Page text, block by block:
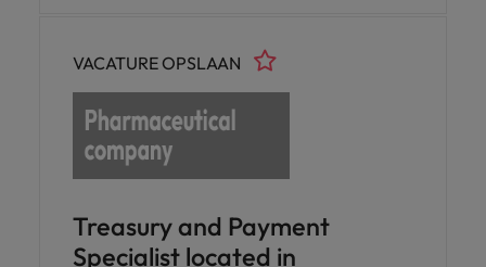
persoonlijke ontwikkeling centraal staan.
Een uitdagende rol met veel
verantwoordelijkheid, aantrekkelijke
arbeidsvoorwaarden en volop ruimte voor
eigen initiatief.
Treasury and Payment
Specialist located in
VACATURE OPSLAAN